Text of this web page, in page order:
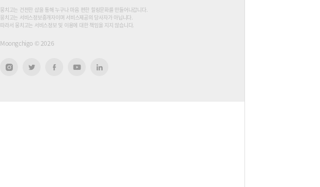
고
뭉치고는 건전한 샵을 통해 누구나 마음 편한 힐링문화를 만들어나갑니다.
뭉치고는 서비스정보중개자이며 서비스제공의 당사자가 아닙니다.
따라서 뭉치고는 서비스정보 및 이용에 대한 책임을 지지 않습니다.
Moongchigo © 2026